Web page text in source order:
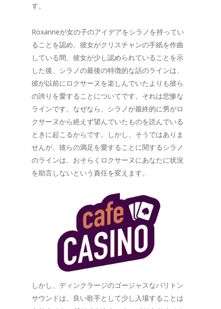
す。
Roxanneが女の子のアイデアをシラノを持ってい
ることを認め、彼女がクリスチャンの手紙を作曲
している間、彼女が少し認められていることを示
した後、シラノの最後の特徴的な話のラインは、
彼が以前にロクサーヌを楽しんでいたよりも彼ら
の誇りを愛することについてです。それは悲惨な
ラインです。なぜなら、シラノが最終的に男がロ
クサーヌから絶えず望んでいたものを読んでいる
ときに起こるからです。しかし、そうではありま
せんが、彼らの満足を愛することに関するシラノ
のラインは、おそらくロクサーヌにあなたに状況
を助言しないという責任を変えます。
しかし、ディンクラージのゴージャスなバリトン
サウンドは、良い歌手として少し入場することは